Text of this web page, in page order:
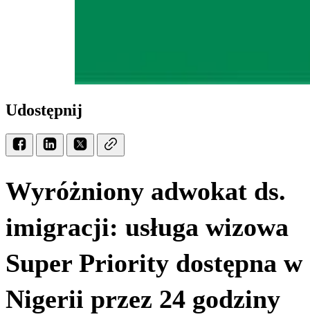
Udostępnij
Wyróżniony adwokat ds.
imigracji: usługa wizowa
Super Priority dostępna w
Nigerii przez 24 godziny